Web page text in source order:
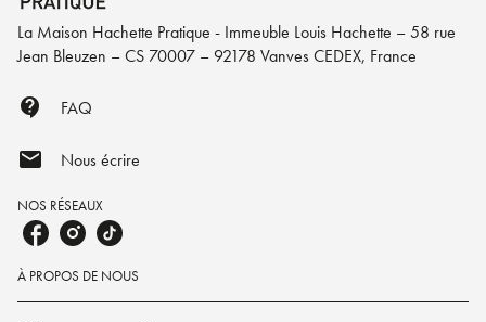
La Maison Hachette Pratique - Immeuble Louis Hachette – 58 rue
Jean Bleuzen – CS 70007 – 92178 Vanves CEDEX, France
contact_support FAQ
mail Nous écrire
NOS RÉSEAUX
À PROPOS DE NOUS